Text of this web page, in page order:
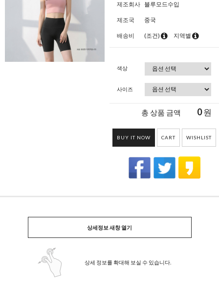
제조회사 블루모드수입
제조국 중국
배송비 (조건) 지역별
색상
사이즈
총 상품 금액 0원
BUY IT NOW CART WISHLIST
상세정보 새창 열기
상세 정보를 확대해 보실 수 있습니다.